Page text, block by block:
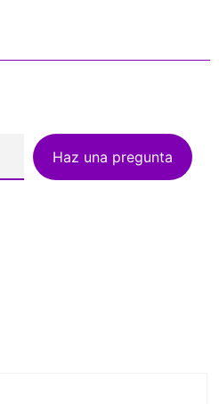
Haz una pregunta